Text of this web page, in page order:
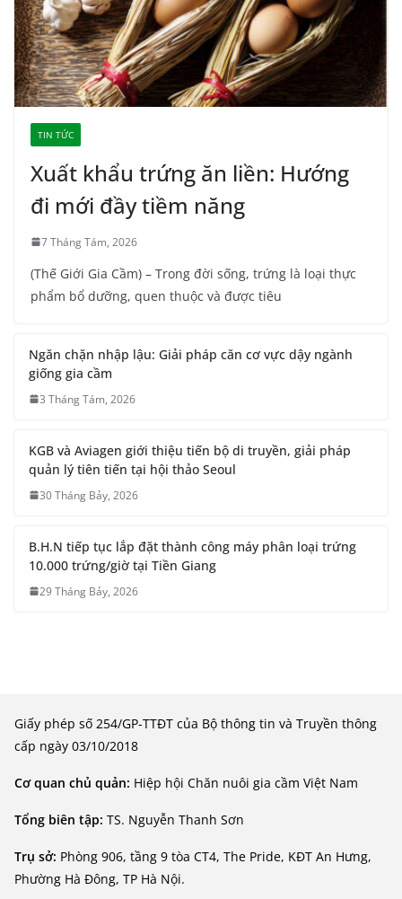
TIN TỨC
Xuất khẩu trứng ăn liền: Hướng
đi mới đầy tiềm năng
7 Tháng Tám, 2026
(Thế Giới Gia Cầm) – Trong đời sống, trứng là loại thực
phẩm bổ dưỡng, quen thuộc và được tiêu
Ngăn chặn nhập lậu: Giải pháp căn cơ vực dậy ngành
giống gia cầm
3 Tháng Tám, 2026
KGB và Aviagen giới thiệu tiến bộ di truyền, giải pháp
quản lý tiên tiến tại hội thảo Seoul
30 Tháng Bảy, 2026
B.H.N tiếp tục lắp đặt thành công máy phân loại trứng
10.000 trứng/giờ tại Tiền Giang
29 Tháng Bảy, 2026
Giấy phép số 254/GP-TTĐT của Bộ thông tin và Truyền thông
cấp ngày 03/10/2018
Cơ quan chủ quản: Hiệp hội Chăn nuôi gia cầm Việt Nam
Tổng biên tập: TS. Nguyễn Thanh Sơn
Trụ sở: Phòng 906, tầng 9 tòa CT4, The Pride, KĐT An Hưng,
Phường Hà Đông, TP Hà Nội.